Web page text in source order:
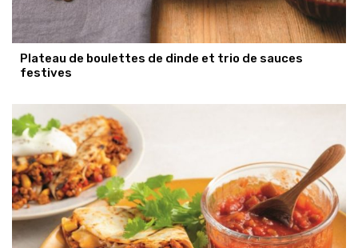
Plateau de boulettes de dinde et trio de sauces
festives